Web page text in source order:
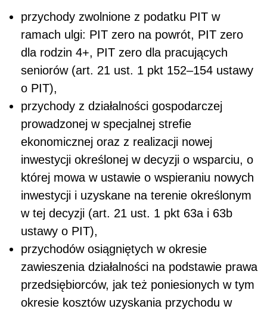
przychody zwolnione z podatku PIT w
ramach ulgi: PIT zero na powrót, PIT zero
dla rodzin 4+, PIT zero dla pracujących
seniorów (art. 21 ust. 1 pkt 152–154 ustawy
o PIT),
przychody z działalności gospodarczej
prowadzonej w specjalnej strefie
ekonomicznej oraz z realizacji nowej
inwestycji określonej w decyzji o wsparciu, o
której mowa w ustawie o wspieraniu nowych
inwestycji i uzyskane na terenie określonym
w tej decyzji (art. 21 ust. 1 pkt 63a i 63b
ustawy o PIT),
przychodów osiągniętych w okresie
zawieszenia działalności na podstawie prawa
przedsiębiorców, jak też poniesionych w tym
okresie kosztów uzyskania przychodu w